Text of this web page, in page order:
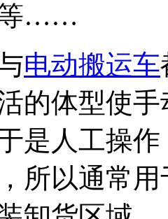
等……
电动搬运车
的体型使
是人工操
所以通常